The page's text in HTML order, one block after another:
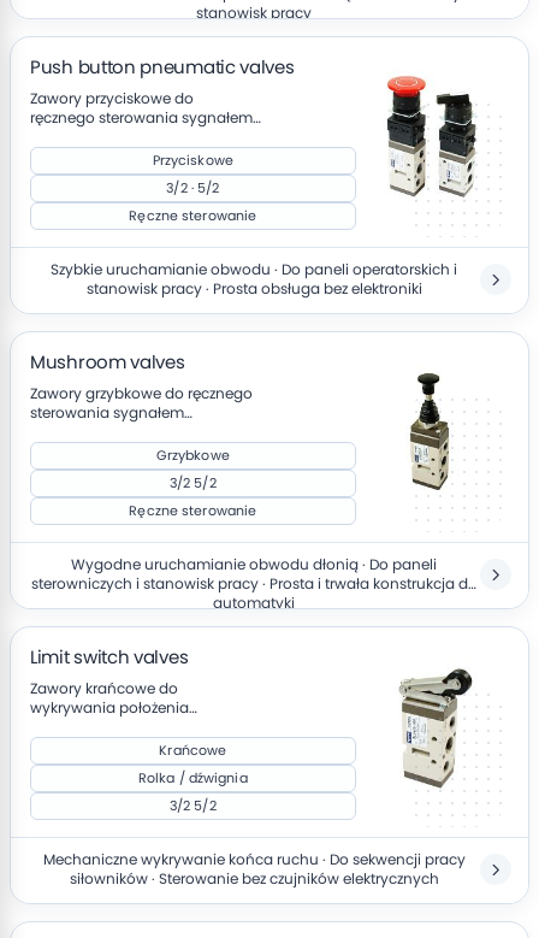
stanowisk pracy
Push button pneumatic valves
Zawory przyciskowe do
ręcznego sterowania sygnałem
Przyciskowe
3/2 · 5/2
Ręczne sterowanie
Szybkie uruchamianie obwodu · Do paneli operatorskich i
stanowisk pracy · Prosta obsługa bez elektroniki
Mushroom valves
Zawory grzybkowe do ręcznego
sterowania sygnałem
Grzybkowe
3/2 5/2
Ręczne sterowanie
Wygodne uruchamianie obwodu dłonią · Do paneli
sterowniczych i stanowisk pracy · Prosta i trwała konstrukcja do
automatyki
Limit switch valves
Zawory krańcowe do
wykrywania położenia
pneumatycznych
Krańcowe
Rolka / dźwignia
3/2 5/2
Mechaniczne wykrywanie końca ruchu · Do sekwencji pracy
siłowników · Sterowanie bez czujników elektrycznych